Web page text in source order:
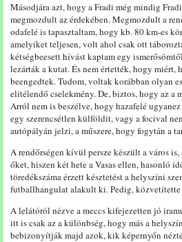
Másodjára azt, hogy a Fradi még mindig
megmozdult az érdekében. Megmozdult a
odafelé is tapasztaltam, hogy kb. 80 km-es
amelyiket teljesen, volt ahol csak ott
kétségbeesett hívást kaptam egy
lezárták a kutat. És nem értették, hogy
beengedtek. Tudom, voltak korábban olyan
elítélendő cselekmény. De, biztos, hogy az
Arról nem is beszélve, hogy hazafelé
egy szerencsétlen külföldit, vagy a focival
autópályán jelzi, a műszere, hogy fogytán a
A rendőrségen kívül persze készült a város
őket, hiszen két hete a Vasas ellen, hasonló
töredékszáma érzett késztetést a helyszíni
futballhangulat alakult ki. Pedig, közvetítette
A lelátóról nézve a meccs kifejezetten jó
itt is csak az a különbség, hogy más a
bebizonyítják majd azok, kik képernyőn